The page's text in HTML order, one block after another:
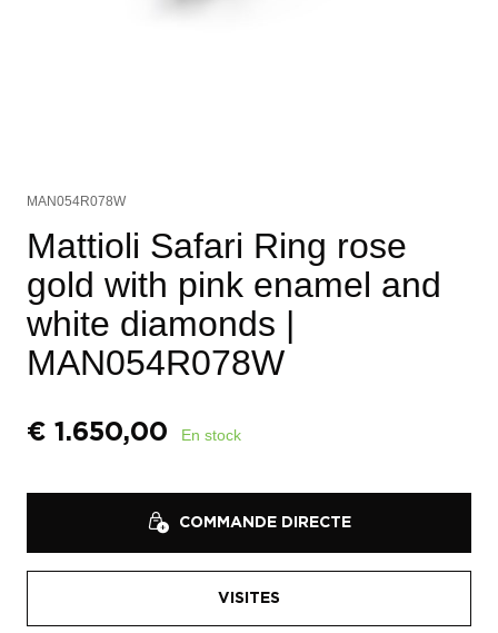
MAN054R078W
Mattioli Safari Ring rose
gold with pink enamel and
white diamonds |
MAN054R078W
€ 1.650,00 En stock
COMMANDE DIRECTE
VISITES